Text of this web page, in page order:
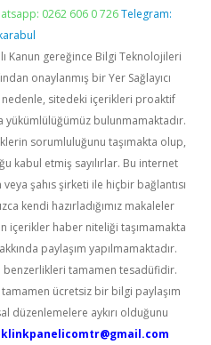
0262 606 0 726 Telegram:
Kanun gereğince Bilgi Teknolojileri
onaylanmış bir Yer Sağlayıcı
sitedeki içerikleri proaktif
bulunmamaktadır.
sorumluluğunu taşımakta olup,
kabul etmiş sayılırlar. Bu internet
şahıs şirketi ile hiçbir bağlantısı
kendi hazırladığımız makaleler
içerikler haber niteliği taşımamakta
paylaşım yapılmamaktadır.
benzerlikleri tamamen tesadüfidir.
ücretsiz bir bilgi paylaşım
düzenlemelere aykırı olduğunu